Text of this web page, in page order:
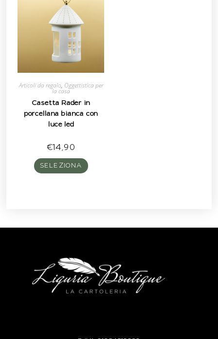
Articoli da regalo, Oggettistica per
la casa
Casetta Rader in
porcellana bianca con
luce led
€14,90
SELEZIONA